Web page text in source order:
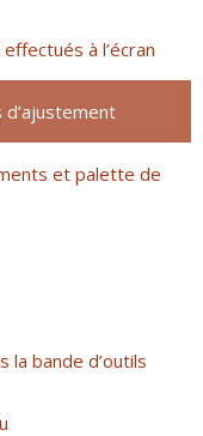
à l’écran
et palette de
la bande d’outils